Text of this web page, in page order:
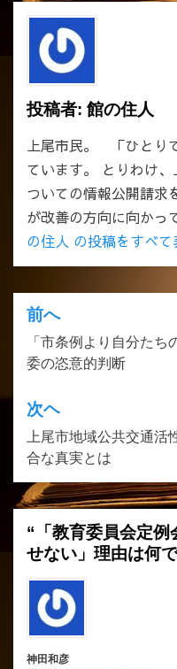
投稿者: 館の住人
上尾市民。 「ひとり
ています。 とりわけ
ついての情報公開請求
が改善の方向に向かっ
の住人 の投稿をすべて
投
稿
ナ
ビ
ゲ
ー
シ
ョ
ン
前へ
「市条例より自分た
委の恣意的判断
次ヘ
上尾市地域公共交通活
合な真実とは
“「教育委員会定例
せない」理由は何
神田和彦